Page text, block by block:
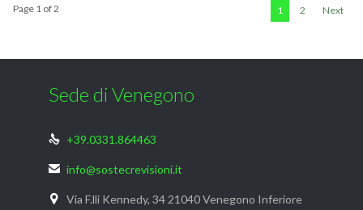
Page 1 of 2 1 2 Next
Sede di Venegono
 +39.0331.864463
 info@sostecrevisioni.it

Via F.lli Kennedy, 34 21040 Venegono Inferiore